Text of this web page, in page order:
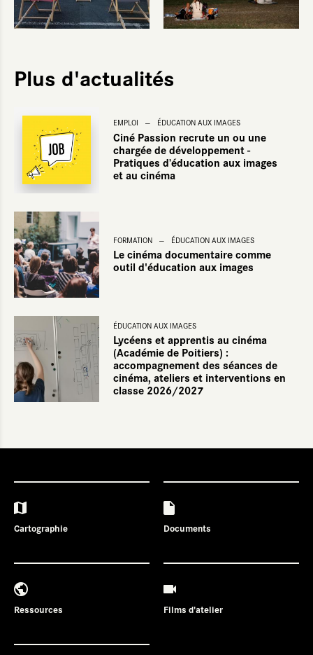
Plus d'actualités
hors temps scolaireEMPLOI ÉDUCATION AUX IMAGES
Ciné Passion recrute un ou une
chargée de développement -
Pratiques d’éducation aux images
et au cinéma
FORMATION ÉDUCATION AUX IMAGES
Le cinéma documentaire comme
outil d'éducation aux images
ÉDUCATION AUX IMAGES
Lycéens et apprentis au cinéma
(Académie de Poitiers) :
accompagnement des séances de
cinéma, ateliers et interventions en
classe 2026/2027
Cartographie Documents
Ressources Films d'atelier